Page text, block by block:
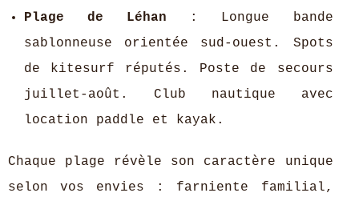
Plage de Léhan : Longue bande
sablonneuse orientée sud-ouest. Spots
de kitesurf réputés. Poste de secours
juillet-août. Club nautique avec
location paddle et kayak.
Chaque plage révèle son caractère unique
selon vos envies : farniente familial,